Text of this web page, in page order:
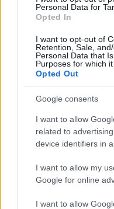
Personal Data for
Opted In
I want to opt-out of
Retention, Sale,
Personal Data that
Purposes for which it
Opted Out
Google consents
I want to allow
related to
device identifiers in
I want to allow my
Google for online
I want to allow
szőnyegen igazán
hozzájuk közel - ha
filmjét, és
szemet